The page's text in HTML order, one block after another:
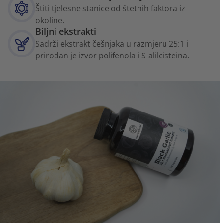
Štiti tjelesne stanice od štetnih faktora iz
okoline.
Biljni ekstrakti
Sadrži ekstrakt češnjaka u razmjeru 25:1 i
prirodan je izvor polifenola i S-alilcisteina.